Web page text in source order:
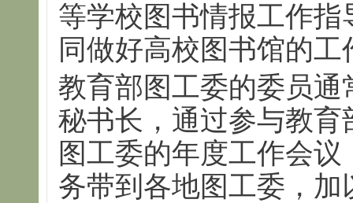
等学校图书情报工作
同做好高校图书馆的工
教育部图工委的委员
秘书长，通过参与教
图工委的年度工作会
务带到各地图工委，